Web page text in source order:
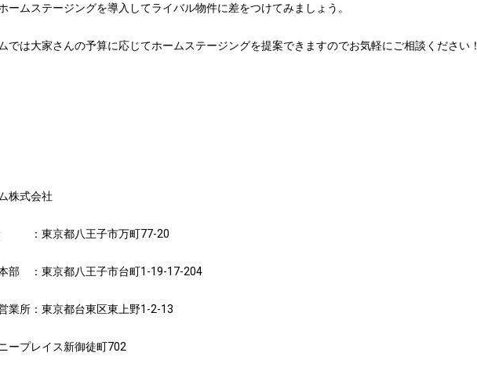
ームステージングを導入してライバル物件に差をつけてみましょう。
では大家さんの予算に応じてホームステージングを提案できますのでお気軽にご相談ください！
株式会社
：東京都八王子市万町77-20
部 ：東京都八王子市台町1-19-17-204
業所：東京都台東区東上野1-2-13
ープレイス新御徒町702